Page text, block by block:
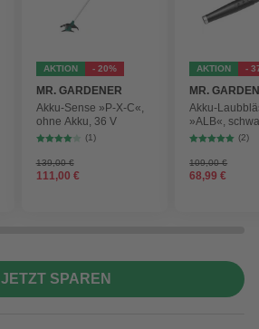
AKTION - 20%
MR. GARDENER
Akku-Sense »P-X-C«,
ohne Akku, 36 V
(1)
139,00 €
111,00 €
AKTION -
MR.
Akku-
»ALB«,
max.
210 km/h
(2)
109,00 €
68,99 €
JETZT SPAREN